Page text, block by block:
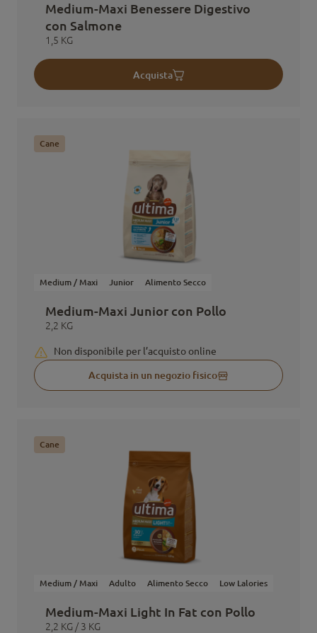
Medium-Maxi Benessere Digestivo
con Salmone
1,5 KG
Acquista
Medium / Maxi Junior Alimento Secco
Medium-Maxi Junior con Pollo
2,2 KG
Cane
Non disponibile per l’acquisto online
Acquista in un negozio fisico
Medium / Maxi Adulto Alimento Secco Low Lalories
Medium-Maxi Light In Fat con Pollo
2,2 KG / 3 KG
Cane